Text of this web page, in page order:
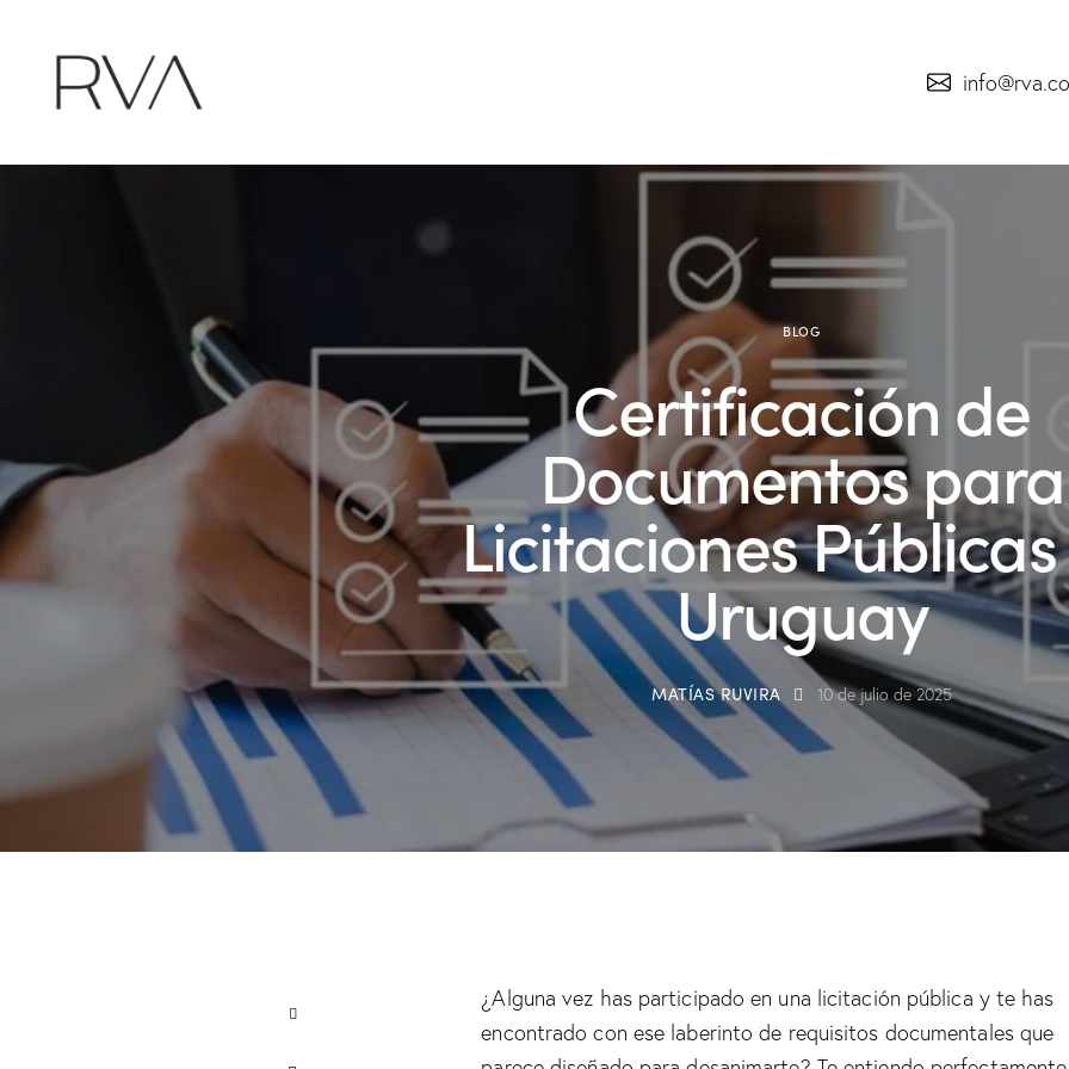
BLOG
Certificación de
Documentos para
Licitaciones
Uruguay
MATÍAS RUVIRA 10 de julio de 2025
¿Alguna vez has participado en una licitación pública y te has
encontrado con ese laberinto de requisitos documentales que